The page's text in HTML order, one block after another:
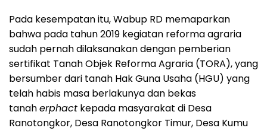
Pada kesempatan itu, Wabup RD memaparkan
bahwa pada tahun 2019 kegiatan reforma agraria
sudah pernah dilaksanakan dengan pemberian
sertifikat Tanah Objek Reforma Agraria (TORA), yang
bersumber dari tanah Hak Guna Usaha (HGU) yang
telah habis masa berlakunya dan bekas
tanaherphact kepada masyarakat di Desa
Ranotongkor, Desa Ranotongkor Timur, Desa Kumu